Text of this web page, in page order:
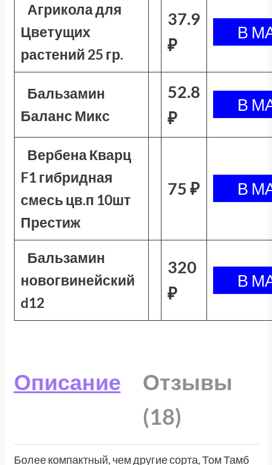
Агрикола для
Цветущих
растений 25 гр.
37.9
₽
Бальзамин
Баланс Микс
52.8
₽
Вербена Кварц
F1 гибридная
смесь цв.п 10шт
Престиж
75 ₽
Бальзамин
новогвинейский
d12
320
₽
Описание
Отзывы
(18)
Более компактный, чем другие сорта, Том Тамб